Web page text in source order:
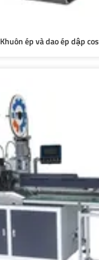
Khuôn ép và dao ép dập cos